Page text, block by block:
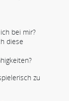
bei mir?
diese
zu